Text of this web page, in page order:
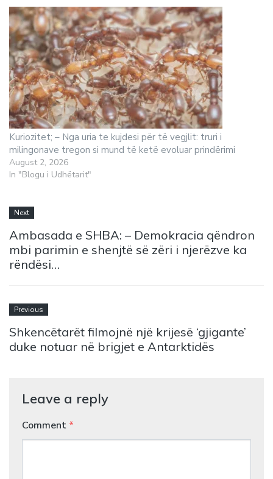
Kuriozitet; – Nga uria te kujdesi për të vegjlit: truri i
milingonave tregon si mund të ketë evoluar prindërimi
August 2, 2026
In "Blogu i Udhëtarit"
Next
Ambasada e SHBA: – Demokracia qëndron
mbi parimin e shenjtë së zëri i njerëzve ka
rëndësi…
Previous
Shkencëtarët filmojnë një krijesë ‘gjigante’
duke notuar në brigjet e Antarktidës
Leave a reply
Comment *